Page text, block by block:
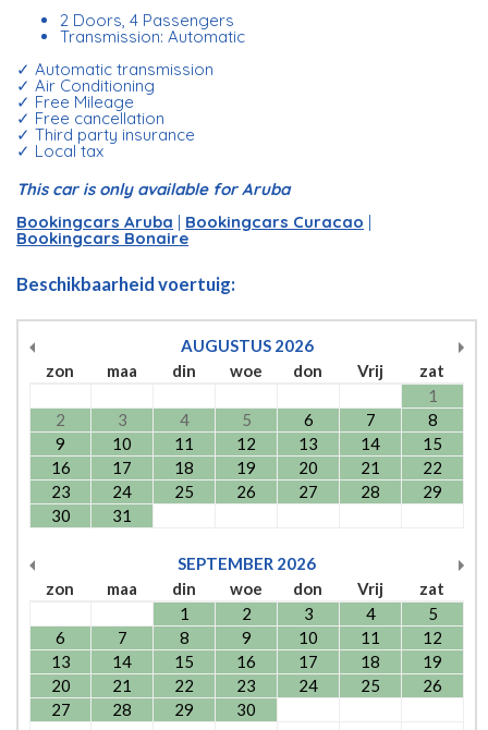
2 Doors, 4 Passengers
Transmission: Automatic
✓ Automatic transmission
✓ Air Conditioning
✓ Free Mileage
✓ Free cancellation
✓ Third party insurance
✓ Local tax
This car is only available for Aruba
Bookingcars Aruba | Bookingcars Curacao |
Bookingcars Bonaire
Beschikbaarheid voertuig:
AUGUSTUS 2026
zon
maa din woe don Vrij
zat
1
2
3 4 5 6 7
8
9
10 11 12 13 14
15
16
17 18 19 20 21
22
23
24 25 26 27 28
29
30
31
SEPTEMBER 2026
zon
maa din woe don Vrij
zat
1
2 3 4
5
6
7 8 9 10 11
12
13
14 15 16 17 18
19
20
21 22 23 24 25
26
27
28 29 30